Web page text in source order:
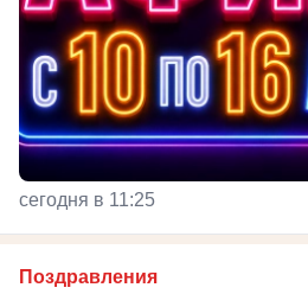
сегодня в 11:25
Поздравления